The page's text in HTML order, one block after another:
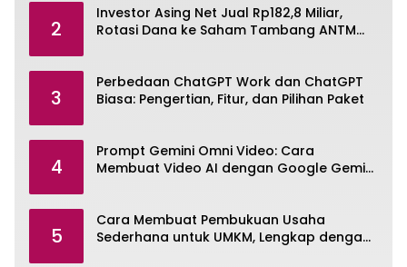
2
Investor Asing Net Jual Rp182,8 Miliar,
Rotasi Dana ke Saham Tambang ANTM
3
Perbedaan ChatGPT Work dan ChatGPT
Biasa: Pengertian, Fitur, dan Pilihan Paket
4
Prompt Gemini Omni Video: Cara
Membuat Video AI dengan Google Gemini
5
Cara Membuat Pembukuan Usaha
Sederhana untuk UMKM, Lengkap dengan